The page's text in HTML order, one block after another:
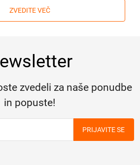
ZVEDITE VEČ
zvedeli za naše ponudbe
in popuste!
PRIJAVITE SE